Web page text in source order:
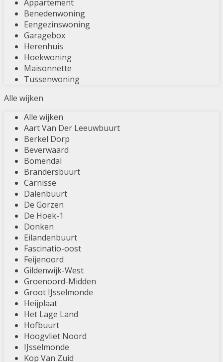
Appartement
Benedenwoning
Eengezinswoning
Garagebox
Herenhuis
Hoekwoning
Maisonnette
Tussenwoning
Alle wijken
Alle wijken
Aart Van Der Leeuwbuurt
Berkel Dorp
Beverwaard
Bomendal
Brandersbuurt
Carnisse
Dalenbuurt
De Gorzen
De Hoek-1
Donken
Eilandenbuurt
Fascinatio-oost
Feijenoord
Gildenwijk-West
Groenoord-Midden
Groot IJsselmonde
Heijplaat
Het Lage Land
Hofbuurt
Hoogvliet Noord
IJsselmonde
Kop Van Zuid